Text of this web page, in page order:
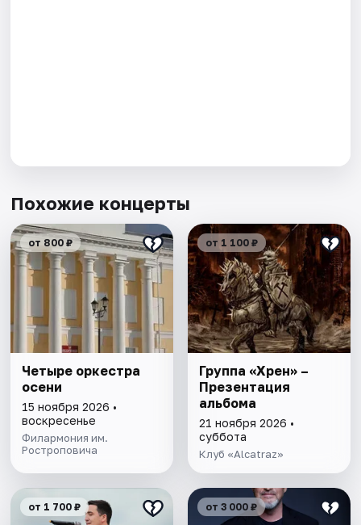
Похожие концерты
от 800 ₽
Четыре оркестра
осени
15 ноября 2026 •
воскресенье
Филармония им.
Ростроповича
от 1 100 ₽
Группа «Хрен» –
Презентация
альбома
21 ноября 2026 •
суббота
Клуб «Alcatraz»
от 1 700 ₽ от 3 000 ₽